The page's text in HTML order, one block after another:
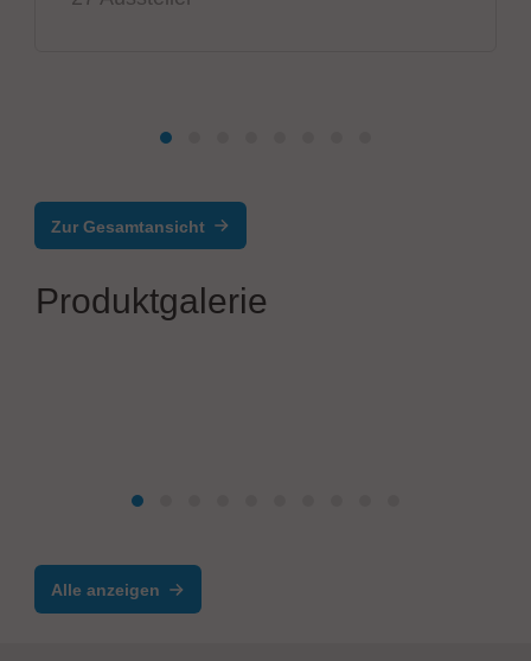
Zur Gesamtansicht
Produktgalerie
Alle anzeigen